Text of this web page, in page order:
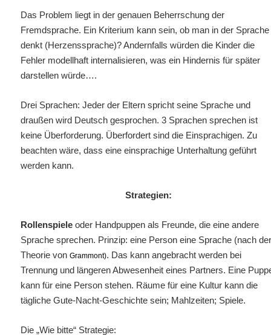
Das Problem liegt in der genauen Beherrschung der
Fremdsprache. Ein Kriterium kann sein, ob man in der Sprache
denkt (Herzenssprache)? Andernfalls würden die Kinder die
Fehler modellhaft internalisieren, was ein Hindernis für später
darstellen würde….
Drei Sprachen: Jeder der Eltern spricht seine Sprache und
draußen wird Deutsch gesprochen. 3 Sprachen sprechen ist
keine Überforderung. Überfordert sind die Einsprachigen. Zu
beachten wäre, dass eine einsprachige Unterhaltung geführt
werden kann.
Strategien:
Rollenspiele oder Handpuppen als Freunde, die eine andere
Sprache sprechen. Prinzip: eine Person eine Sprache (nach
Theorie vonGrammont). Das kann angebracht werden bei
Trennung und längeren Abwesenheit eines Partners. Eine
kann für eine Person stehen. Räume für eine Kultur kann die
tägliche Gute-Nacht-Geschichte sein; Mahlzeiten; Spiele.
Die „Wie bitte“ Strategie: